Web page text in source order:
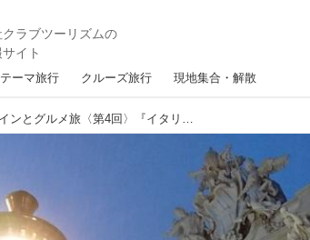
テーマ旅行 クルーズ旅行 現地集合・解散
〔添乗員ブログ〕世界のワインとグルメ旅〈第4回〉『イタリア～イタリアのシャンパーニュ“ロンバルディア州”と“ヴェネト州”その他～』【好奇心で旅する海外】